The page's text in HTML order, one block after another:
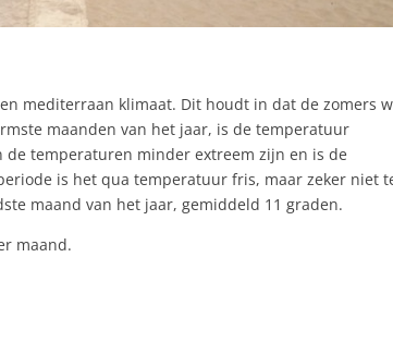
mediterraan klimaat. Dit houdt in dat de zomers
maanden van het jaar, is de temperatuur
temperaturen minder extreem zijn en is de
is het qua temperatuur fris, maar zeker niet
maand van het jaar, gemiddeld 11 graden.
maand.